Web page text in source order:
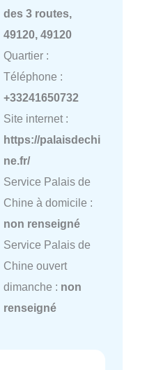
des 3 routes,
49120, 49120
Quartier :
Téléphone :
+33241650732
Site internet :
https://palaisdechi
ne.fr/
Service Palais de
Chine à domicile :
non renseigné
Service Palais de
Chine ouvert
dimanche : non
renseigné